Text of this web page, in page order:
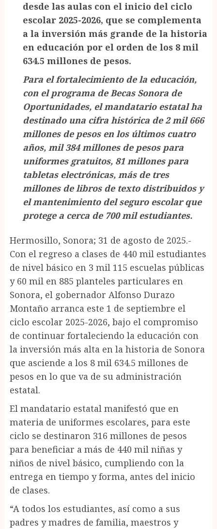
desde las aulas con el inicio del ciclo
escolar 2025-2026, que se complementa
a la inversión más grande de la historia
en educación por el orden de los 8 mil
634.5 millones de pesos.
Para el fortalecimiento de la educación,
con el programa de Becas Sonora de
Oportunidades, el mandatario estatal ha
destinado una cifra histórica de 2 mil 666
millones de pesos en los últimos cuatro
años, mil 384 millones de pesos para
uniformes gratuitos, 81 millones para
tabletas electrónicas, más de tres
millones de libros de texto distribuidos y
el mantenimiento del seguro escolar que
protege a cerca de 700 mil estudiantes.
Hermosillo, Sonora; 31 de agosto de 2025.-
Con el regreso a clases de 440 mil estudiantes
de nivel básico en 3 mil 115 escuelas públicas
y 60 mil en 885 planteles particulares en
Sonora, el gobernador Alfonso Durazo
Montaño arranca este 1 de septiembre el
ciclo escolar 2025-2026, bajo el compromiso
de continuar fortaleciendo la educación con
la inversión más alta en la historia de Sonora
que asciende a los 8 mil 634.5 millones de
pesos en lo que va de su administración
estatal.
El mandatario estatal manifestó que en
materia de uniformes escolares, para este
ciclo se destinaron 316 millones de pesos
para beneficiar a más de 440 mil niñas y
niños de nivel básico, cumpliendo con la
entrega en tiempo y forma, antes del inicio
de clases.
“A todos los estudiantes, así como a sus
padres y madres de familia, maestros y